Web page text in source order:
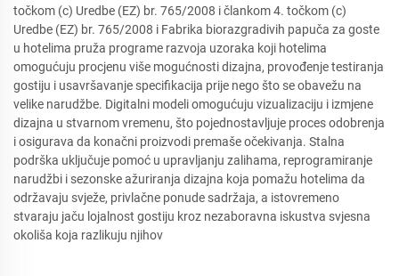
točkom (c) Uredbe (EZ) br. 765/2008 i člankom 4. točkom (c)
Uredbe (EZ) br. 765/2008 i Fabrika biorazgradivih papuča za goste
u hotelima pruža programe razvoja uzoraka koji hotelima
omogućuju procjenu više mogućnosti dizajna, provođenje testiranja
gostiju i usavršavanje specifikacija prije nego što se obavežu na
velike narudžbe. Digitalni modeli omogućuju vizualizaciju i izmjene
dizajna u stvarnom vremenu, što pojednostavljuje proces odobrenja
i osigurava da konačni proizvodi premaše očekivanja. Stalna
podrška uključuje pomoć u upravljanju zalihama, reprogramiranje
narudžbi i sezonske ažuriranja dizajna koja pomažu hotelima da
održavaju svježe, privlačne ponude sadržaja, a istovremeno
stvaraju jaču lojalnost gostiju kroz nezaboravna iskustva svjesna
okoliša koja razlikuju njihov